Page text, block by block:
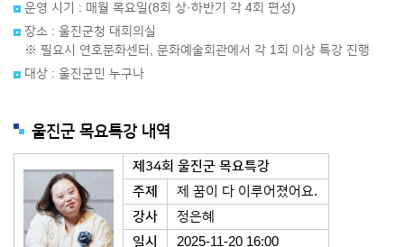
운영 시기 : 매월 목요일(8회 상·하반기 각 4회 편성)
장소 : 울진군청 대회의실
※ 필요시 연호문화센터, 문화예술회관에서 각 1회 이상 특강 진행
대상 : 울진군민 누구나
울진군 목요특강 내역
제34회 울진군 목요특강
주제
제 꿈이 다 이루어졌어요.
강사
정은혜
일시
2025-11-20 16:00